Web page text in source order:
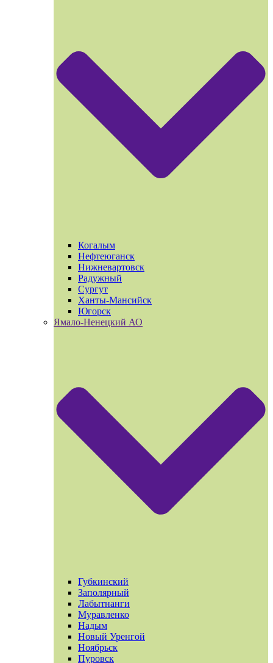
Когалым
Нефтеюганск
Нижневартовск
Радужный
Сургут
Ханты-Мансийск
Югорск
Ямало-Ненецкий АО
Губкинский
Заполярный
Лабытнанги
Муравленко
Надым
Новый Уренгой
Ноябрьск
Пуровск